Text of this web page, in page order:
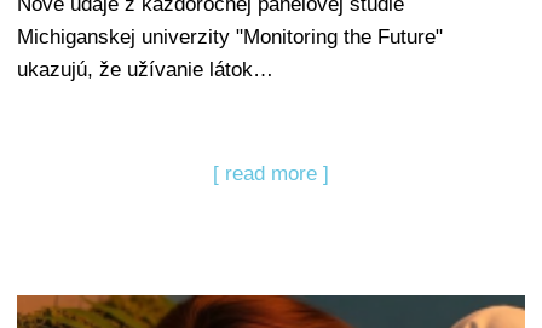
Michiganskej univerzity "Monitoring the Future"
ukazujú, že užívanie látok…
[ read more ]